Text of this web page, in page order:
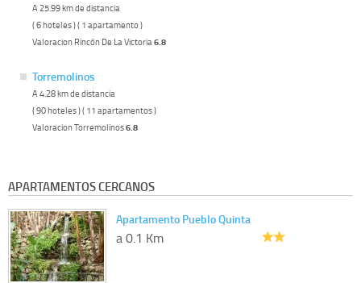
A 25.99 km de distancia
( 6 hoteles ) ( 1 apartamento )
Valoracion Rincón De La Victoria 6.8
Torremolinos
A 4.28 km de distancia
( 90 hoteles ) ( 11 apartamentos )
Valoracion Torremolinos6.8
APARTAMENTOS CERCANOS
Apartamento Pueblo Quinta
a 0.1 Km